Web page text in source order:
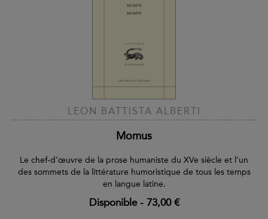
LEON BATTISTA ALBERTI
Momus
Le chef-d’œuvre de la prose humaniste du XVe siècle et l’un
des sommets de la littérature humoristique de tous les temps
en langue latine.
Disponible- 73,00 €